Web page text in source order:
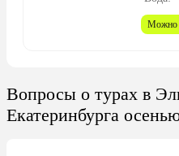
Можно
Вопросы о турах в
Екатеринбурга